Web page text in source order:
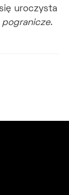
uroczysta
pogranicze.